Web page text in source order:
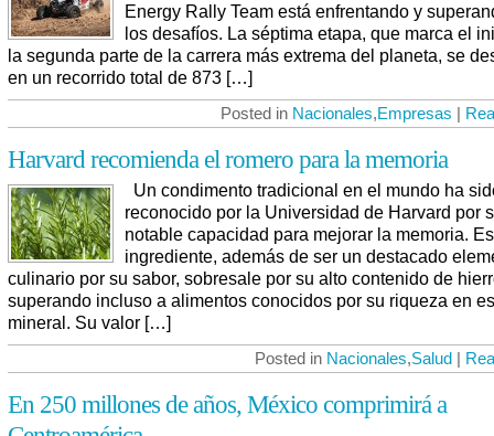
Energy Rally Team está enfrentando y
los desafíos. La séptima etapa, que marca el
la segunda parte de la carrera más extrema del planeta, se
en un recorrido total de 873 […]
Posted in Nacionales,Empresas |
Harvard recomienda el romero para la memoria
Un condimento tradicional en el mundo ha
reconocido por la Universidad de Harvard por
notable capacidad para mejorar la memoria.
ingrediente, además de ser un destacado
culinario por su sabor, sobresale por su alto contenido de
superando incluso a alimentos conocidos por su riqueza en
mineral. Su valor […]
Posted in Nacionales,Salud |
En 250 millones de años, México comprimirá a